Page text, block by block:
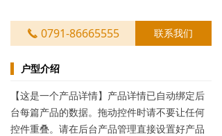
户型介绍
联系我们
끅 0791-86665555
【这是一个产品详情】产品详情已自动绑定后
台每篇产品的数据。拖动控件时请不要让任何
控件重叠。请在后台产品管理直接设置好产品